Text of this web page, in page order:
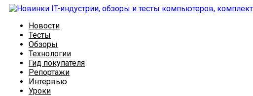
Новости
Тесты
Обзоры
Технологии
Гид покупателя
Репортажи
Интервью
Уроки